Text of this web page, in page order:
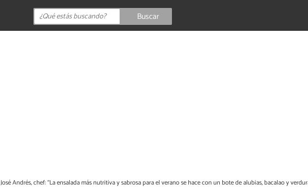
Buscar
José Andrés, chef: “La ensalada más nutritiva y sabrosa para el verano se hace con un bote de alubias, bacalao y